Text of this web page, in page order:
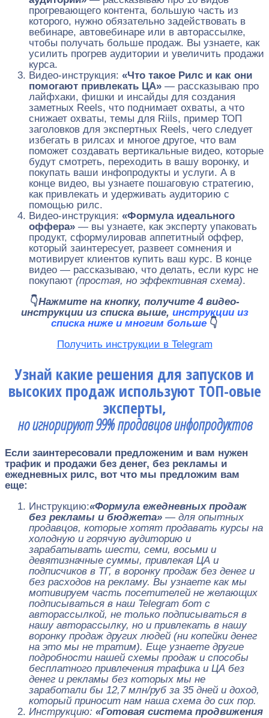
прогревающего контента, большую часть из
которого, нужно обязательно задействовать в
вебинаре, автовебинаре или в авторассылке,
чтобы получать больше продаж. Вы узнаете, как
усилить прогрев аудитории и увеличить продажи
курса.
Видео-инструкция: «Что такое Рилс и как они
помогают привлекать ЦА» — рассказываю про
лайфхаки, фишки и инсайды для создания
заметных Reels, что поднимает охваты, а что
снижает охваты, темы для Riils, пример ТОП
заголовков для экспертных Reels, чего следует
избегать в рилсах и многое другое, что вам
поможет создавать вертикальные видео, которые
будут смотреть, переходить в вашу воронку, и
покупать ваши инфопродукты и услуги. А в
конце видео, вы узнаете пошаговую стратегию,
как привлекать и удерживать аудиторию с
помощью рилс.
Видео-инструкция: «Формула идеального
оффера» — вы узнаете, как эксперту упаковать
продукт, сформулировав аппетитный оффер,
который заинтересует, развеет сомнения и
мотивирует клиентов купить ваш курс. В конце
видео — рассказываю, что делать, если курс не
покупают (простая, но эффективная схема).
👇Нажмите на кнопку, получите 4 видео-
инструкции из списка выше, инструкции из
списка ниже и многим больше 👇
Получить инструкции в Telegram
Узнай какие решения для запусков и
высоких продаж используют ТОП-овые
эксперты,
но игнорируют 99% продавцов инфопродуктов
Если заинтересовали предложеним и вам нужен
трафик и продажи без денег, без рекламы и
ежедневных рилс, вот что мы предложим вам
еще:
Инструкцию:«Формула ежедневных продаж
без рекламы и бюджета» — для опытных
продавцов, которые хотят продавать курсы на
холодную и горячую аудиторию и
зарабатывать шести, семи, восьми и
девятизначные суммы, привлекая ЦА и
подписчиков в ТГ, в воронку продаж без денег и
без расходов на рекламу. Вы узнаете как мы
мотивируем часть посетителей не желающих
подписываться в наш Telegram бот с
авторассылкой, не только подписываться в
нашу авторассылку, но и привлекать в нашу
воронку продаж других людей (ни копейки денег
на это мы не тратим). Еще узнаете другие
подробности нашей схемы продаж и способы
бесплатного привлечения трафика и ЦА без
денег и рекламы без которых мы не
заработали бы 12,7 млн/руб за 35 дней и доход,
который приносит нам наша схема до сих пор.
Инструкцию: «Готовая система продвижения